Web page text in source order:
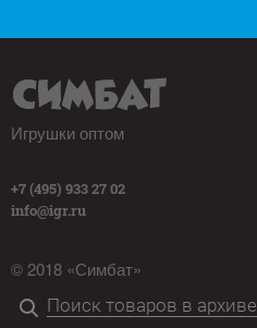
Игрушки оптом
+7 (495) 933 27 02
info@igr.ru
© 2018 «Симбат»